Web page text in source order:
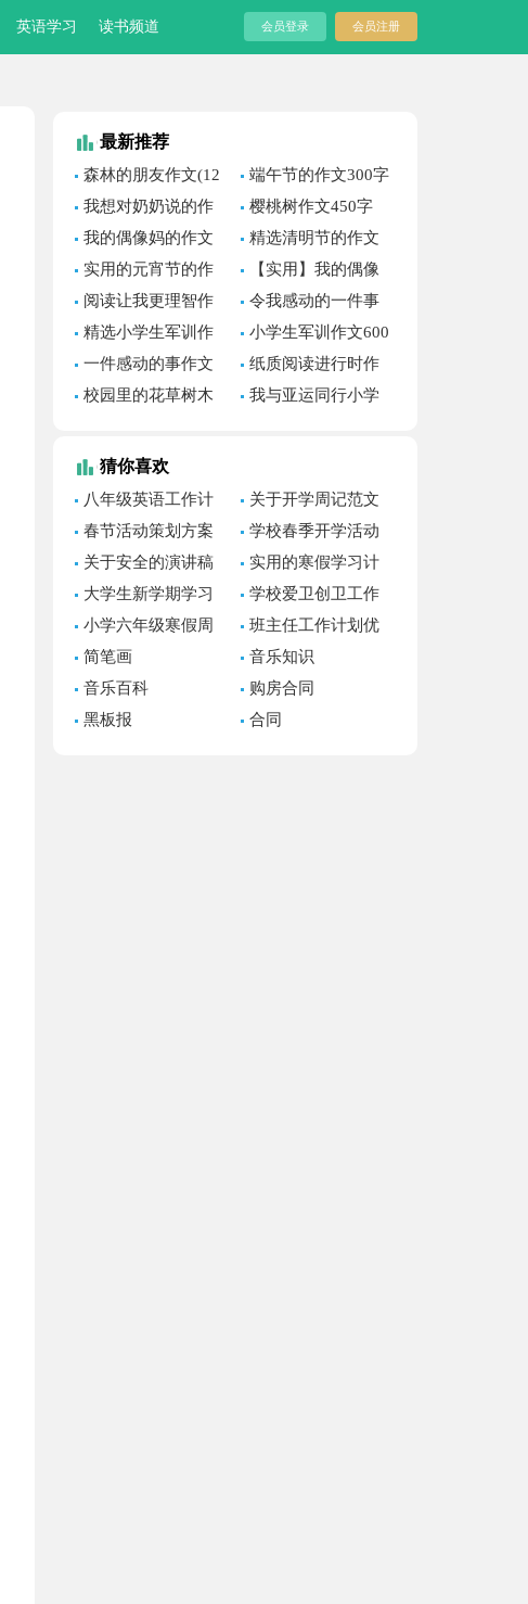
英语学习 读书频道 会员登录 会员注册
最新推荐
森林的朋友作文(12
篇)
端午节的作文300字
四篇
我想对奶奶说的作
文(11篇)
樱桃树作文450字
我的偶像妈的作文
600字锦集六篇
精选清明节的作文
700字锦集九篇
实用的元宵节的作
文700字锦集十篇
【实用】我的偶像
妈的作文500字三篇
阅读让我更理智作
文
令我感动的一件事
作文 (集锦15篇)
精选小学生军训作
文600字3篇
小学生军训作文600
字汇编五篇
一件感动的事作文
(汇编15篇)
纸质阅读进行时作
文
校园里的花草树木
我与亚运同行小学
猜你喜欢
八年级英语工作计
划
关于开学周记范文
汇编五篇
春节活动策划方案
(集锦15篇)
学校春季开学活动
方案
关于安全的演讲稿
通用15篇
实用的寒假学习计
划模板汇总九篇
大学生新学期学习
计划书
学校爱卫创卫工作
计划
小学六年级寒假周
记14篇
班主任工作计划优
秀
简笔画
音乐知识
音乐百科
购房合同
黑板报
合同